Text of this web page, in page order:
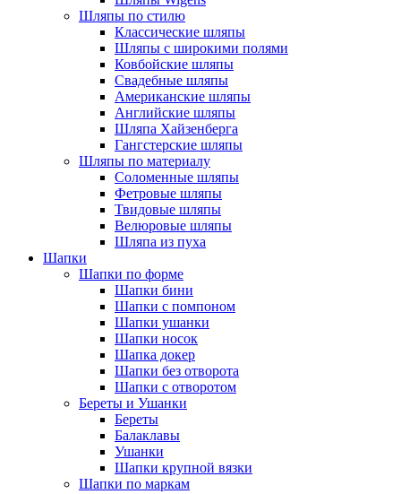
Шляпы по стилю
Классические шляпы
Шляпы с широкими полями
Ковбойские шляпы
Свадебные шляпы
Американские шляпы
Английские шляпы
Шляпа Хайзенберга
Гангстерские шляпы
Шляпы по материалу
Соломенные шляпы
Фетровые шляпы
Твидовые шляпы
Велюровые шляпы
Шляпа из пуха
Шапки
Шапки по форме
Шапки бини
Шапки с помпоном
Шапки ушанки
Шапки носок
Шапка докер
Шапки без отворота
Шапки с отворотом
Береты и Ушанки
Береты
Балаклавы
Ушанки
Шапки крупной вязки
Шапки по маркам